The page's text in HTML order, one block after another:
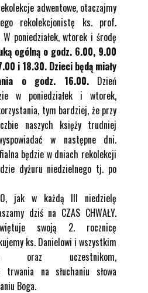
adwentowe, otaczajmy
rekolekcjonistę ks. prof.
W poniedziałek, wtorek i środę
ogólną o godz. 6.00, 9.00
i 18.30. Dzieci będą miały
o godz. 16.00. Dzień
w poniedziałek i wtorek,
tym bardziej, że przy
naszych księży trudniej
w następne dni.
będzie w dniach rekolekcji
dyżuru niedzielnego tj. po
jak w każdą III niedzielę
dziś na CZAS CHWAŁY.
swoją 2. rocznicę
ks. Danielowi i wszystkim
oraz uczestnikom,
trwania na słuchaniu słowa
Boga.